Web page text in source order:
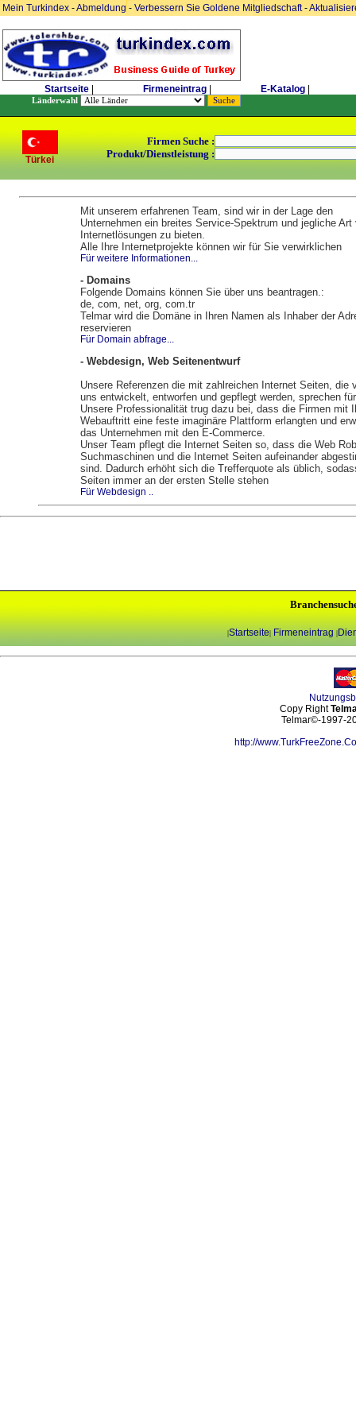
Mein Turkindex -Abmeldung- Verbessern Sie Goldene Mitgliedschaft-
Startseite Firmeneintrag E-Katalog
Länderwahl
Türkei
Firmen Suche :
Produkt/Dienstleistung :
Mit unserem erfahrenen Team, sind wir in der Lage den
Unternehmen ein breites Service-Spektrum und jegliche Art
Internetlösungen zu bieten.
Alle Ihre Internetprojekte können wir für Sie verwirklichen
Für weitere Informationen...
- Domains
Folgende Domains können Sie über uns beantragen.:
de, com, net, org, com.tr
Telmar wird die Domäne in Ihren Namen als Inhaber der
reservieren
Für Domain abfrage...
- Webdesign, Web Seitenentwurf
Unsere Referenzen die mit zahlreichen Internet Seiten, die
uns entwickelt, entworfen und gepflegt werden, sprechen
Unsere Professionalität trug dazu bei, dass die Firmen mit
Webauftritt eine feste imaginäre Plattform erlangten und
das Unternehmen mit den E-Commerce.
Unser Team pflegt die Internet Seiten so, dass die Web
Suchmaschinen und die Internet Seiten aufeinander
sind. Dadurch erhöht sich die Trefferquote als üblich,
Seiten immer an der ersten Stelle stehen
Für Webdesign ..
|Startseite| Firmeneintrag |
Copy Right
Telmar©-1997-
http://